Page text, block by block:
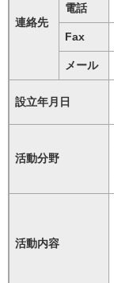
連絡先
電話
Fax
メール
設立年月日
活動分野
活動内容